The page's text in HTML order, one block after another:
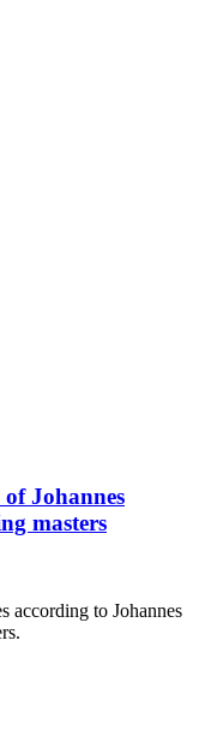
Johannes
masters
according to Johannes